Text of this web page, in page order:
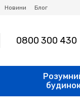
Новини Блог
0800 300 430